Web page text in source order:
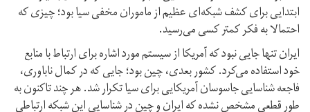
ابتدایی برای کشف شبکه‌ای عظیم از ماموران مخفی سیا بود؛ چیزی که
احتمالا به فکر کمتر کسی می‌رسید.
ایران تنها جایی نبود که آمریکا از سیستم مورد اشاره برای ارتباط با منابع
خود استفاده می‌کرد. کشور بعدی، چین بود؛ جایی که در کمال ناباوری،
فاجعه شناسایی جاسوسان آمریکایی برای سیا تکرار شد. هر چند تاکنون به